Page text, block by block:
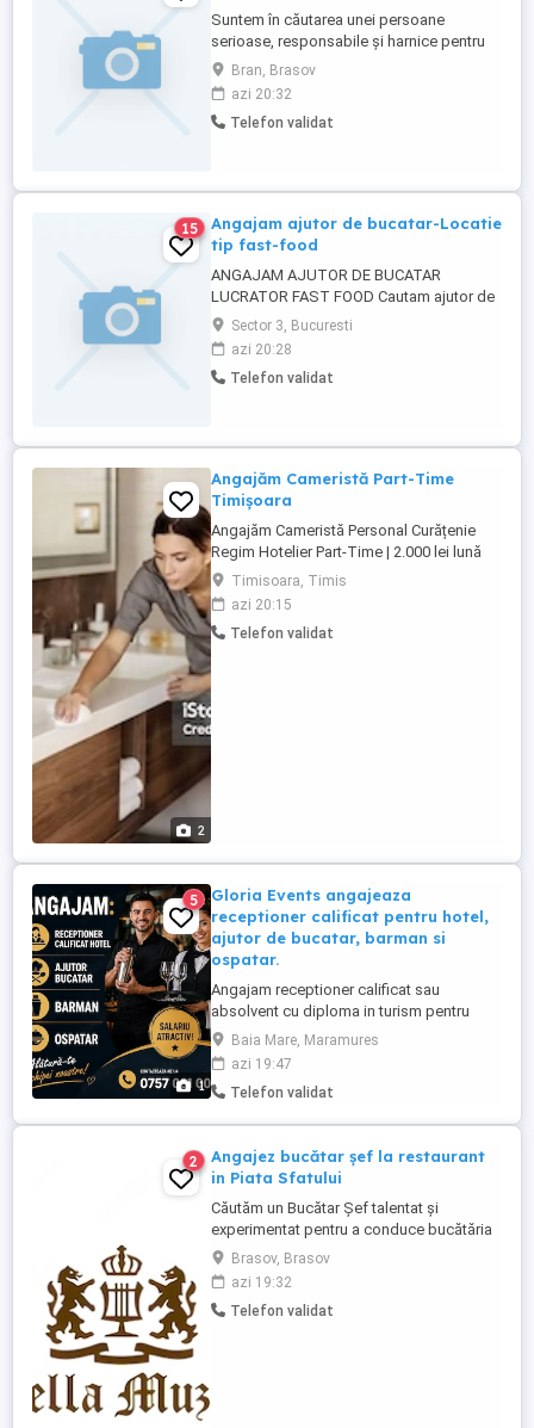
Suntem în căutarea unei persoane
serioase, responsabile și harnice pentru
întreținerea unei pensiuni agroturistice în
zona Bran-Moieciu . Pensiunea dispune de
9 camere . Nu este necesara experienta
hoteliera . Pentru mai multe detalii la
Bran, Brasov
azi 20:32
Telefon validat
15
Angajam ajutor de bucatar-Locatie
tip fast-food
ANGAJAM AJUTOR DE BUCATAR
LUCRATOR FAST FOOD Cautam ajutor de
bucatar personal bucatarie pentru o
locatie de tip fast food, zona metrou
Nicolae Grigorescu,sector
3,Bucuresti,experienta nu este necesara.
bucatarie; * ...
Sector 3, Bucuresti
azi 20:28
Telefon validat
2
Angajăm Cameristă Part-Time
Timișoara
Angajăm Cameristă Personal Curățenie
Regim Hotelier Part-Time | 2.000 lei lună
pentru colaborare | 11:00 15:00 |
Timișoara Suntem o firmă de Property
Management și căutăm o persoană
serioasă, responsabilă și atentă la detalii
Timisoara, Timis
azi 20:15
Telefon validat
1
5
Gloria Events angajeaza
receptioner calificat pentru hotel,
ajutor de bucatar, barman si
ospatar.
Angajam receptioner calificat sau
absolvent cu diploma in turism pentru
hotel, ajutor de bucatar, barmani și
ospătari pentru restaurant a la carte.
Posibilitate de venit suplimentar din
evenimente (Plătit separat). Tel:
Baia Mare, Maramures
azi 19:47
Telefon validat
2
Angajez bucătar șef la restaurant
in Piata Sfatului
Căutăm un Bucătar Șef talentat și
experimentat pentru a conduce bucătăria
restaurantului nostru situat în Piața
Sfatului. Candidatul ideal va fi responsabil
de supervizarea întregii activități culinare,
asigurând calitatea preparatelor și
Brasov, Brasov
azi 19:32
Telefon validat